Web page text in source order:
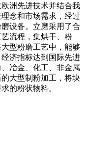
洲先进技术并结合我
念和市场需求，经过
设备。立磨采用了合
流程，集烘干、粉
型粉磨工艺中，能够
济指标达到国际先进
冶金、化工、非金属
大型制粉加工，将块
的粉状物料。